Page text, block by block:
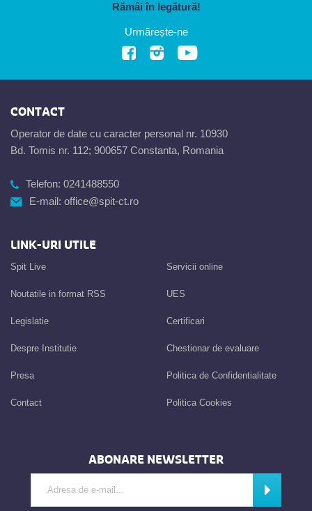
Rămâi în legătură!
Urmărește-ne
CONTACT
Operator de date cu caracter personal nr. 10930
Bd. Tomis nr. 112; 900657 Constanta, Romania
Telefon: 0241488550
E-mail: office@spit-ct.ro
LINK-URI UTILE
Spit Live
Noutatile in format RSS
Legislatie
Despre Institutie
Presa
Contact
Servicii online
UES
Certificari
Chestionar de evaluare
Politica de Confidentialitate
Politica Cookies
ABONARE NEWSLETTER